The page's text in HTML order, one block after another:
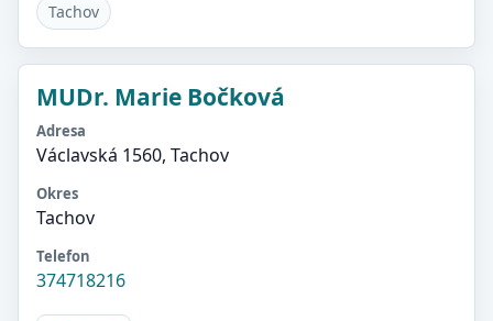
Tachov
MUDr. Marie Bočková
Adresa
Václavská 1560, Tachov
Okres
Tachov
Telefon
374718216